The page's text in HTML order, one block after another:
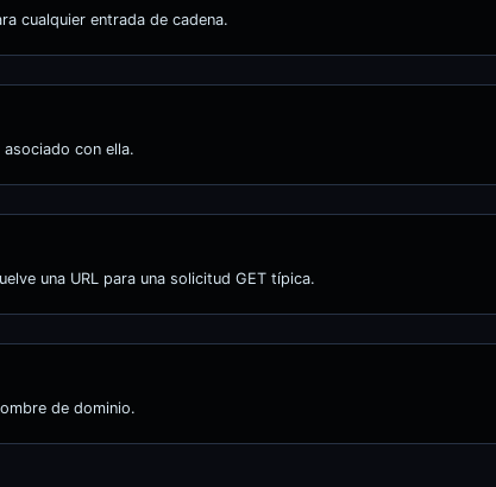
cualquier entrada de cadena.
con ella.
una URL para una solicitud GET típica.
de dominio.